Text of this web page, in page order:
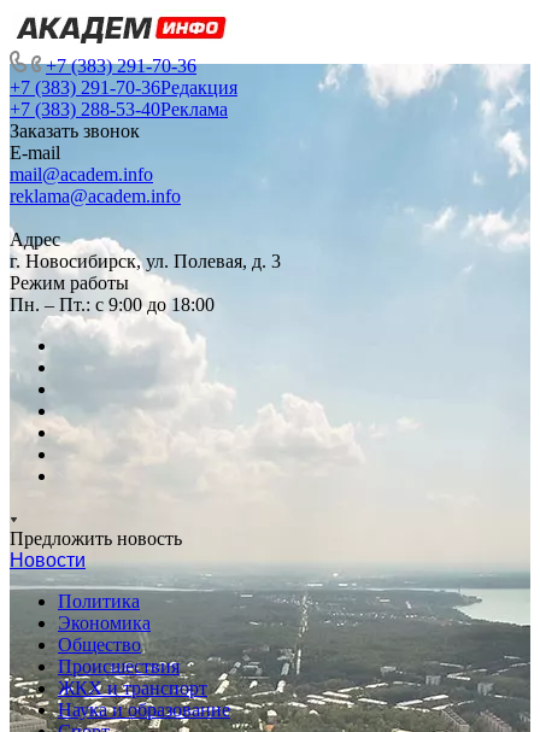
+7 (383) 291-70-36
+7 (383) 291-70-36Редакция
+7 (383) 288-53-40Реклама
Заказать звонок
E-mail
mail@academ.info
reklama@academ.info
Адрес
г. Новосибирск, ул. Полевая, д. 3
Режим работы
Пн. – Пт.: с 9:00 до 18:00
Предложить новость
Новости
Политика
Экономика
Общество
Происшествия
ЖКХ и транспорт
Наука и образование